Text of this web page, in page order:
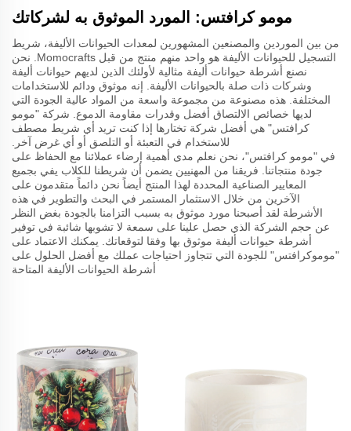
مومو كرافتس: المورد الموثوق به لشركاتك
من بين الموردين والمصنعين المشهورين لمعدات الحيوانات الأليفة، شريط
التسجيل للحيوانات الأليفة هو واحد منهم منتج من قبل Momocrafts. نحن
نصنع أشرطة حيوانات أليفة مثالية لأولئك الذين لديهم حيوانات أليفة
وشركات ذات صلة بالحيوانات الأليفة. إنه موثوق ودائم للاستخدامات
المختلفة. هذه مصنوعة من مجموعة واسعة من المواد عالية الجودة التي
لديها خصائص الالتصاق أفضل وقدرات مقاومة الدموع. شركة "مومو
كرافتس" هي أفضل شركة تختارها إذا كنت تريد أي شريط مصطف
للاستخدام في التعبئة أو التلصق أو أي غرض آخر.
في "مومو كرافتس"، نحن نعلم مدى أهمية إرضاء عملائنا مع الحفاظ على
جودة منتجاتنا. فريقنا من المهنيين يضمن أن شريطنا للكلاب يفي بجميع
المعايير الصناعية المحددة لهذا المنتج أيضاً نحن دائماً متقدمون على
الآخرين من خلال الاستثمار المستمر في البحث والتطوير في هذه
الأشرطة لقد أصبحنا مورد موثوق به بسبب التزامنا بالجودة بغض النظر
عن حجم الشركة الذي حصل علينا على سمعة لا تشوبها شائبة في توفير
أشرطة حيوانات أليفة موثوق بها وفقا لتوقعاتك. يمكنك الاعتماد على
"موموكرافتس" للجودة التي تتجاوز احتياجات عملك مع أفضل الحلول على
أشرطة الحيوانات الأليفة المتاحة